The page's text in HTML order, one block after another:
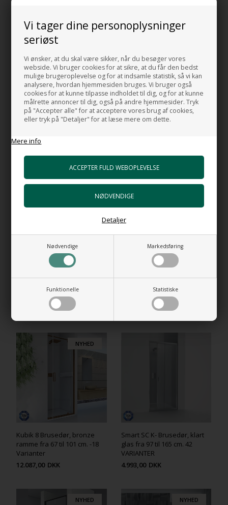
Vi tager dine personoplysninger
seriøst
Vi ønsker, at du skal være sikker, når du besøger vores
webside. Vi bruger cookies for at sikre, at du får den bedst
mulige brugeroplevelse og for at indsamle statistik, så vi kan
analysere, hvordan hjemmesiden bruges. Vi bruger også
cookies for at kunne tilpasse indholdet til dig, og for at kunne
målrette annoncer til dig, også på andre hjemmesider. Tryk
på "Accepter alle" for at acceptere vores brug af cookies,
eller tryk på "Detaljer" for at læse mere om dette.
Mere info
Nødvendige Markedsføring
Funktionelle Statistiske
Detaljer
brusedør.
efterlader færre kalkpletter.
Det gør også rengøringen i hverdagen til en leg.
GODT AT VIDE:
Mål:
Bredde åbning fra: 62 til 90 cm
Højde total: 200 cm
Indgangsåbning fra: 45 - 69 cm.
Materiale:
Farve: Transparent
Ramme Farve:
MADE IN ITALY
RELATEREDE PRODUKTER
NYHED
Kubik 8 Brusedør, bronze
ramme fra 67 til 101 cm. -18
Varianter
12.087,00 DKK
Smart SC K- Brusedør, klart
glas fra 97 til 165 cm. 42
VARIANTER
4.993,00 DKK
NYHED NYHED